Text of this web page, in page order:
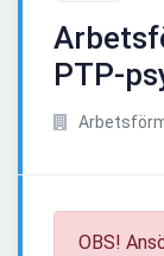
PTP-
OBS!